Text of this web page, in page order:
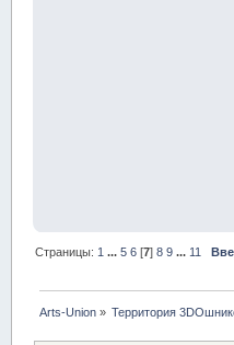
Страницы: 1 ...5 6 [7]8 9 ... 11
Arts-Union » Территория